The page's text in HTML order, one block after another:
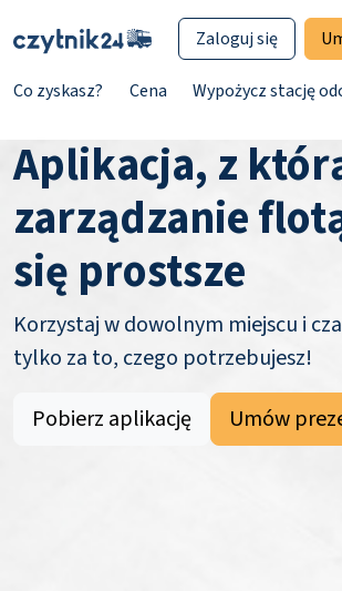
Co zyskasz? Cena Wypożycz stację
Zaloguj się
Aplikacja, z
zarządzanie
się prostsze
Korzystaj w dowolnym miejscu i
tylko za to, czego potrzebujesz!
Pobierz aplikację
Umów